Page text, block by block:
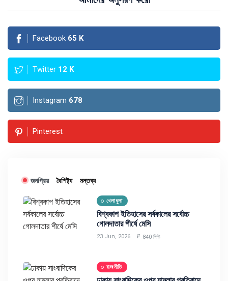
Facebook 65 K
Twitter 12 K
Instagram 678
Pinterest
জনপ্রিয় বৈশিষ্ট্য মন্তব্য
খেলাধুলা
বিশ্বকাপ ইতিহাসের সর্বকালের সর্বোচ্চ
গোলদাতার শীর্ষে মেসি
23 Jun, 2026 840 ভিউ
রাজনীতি